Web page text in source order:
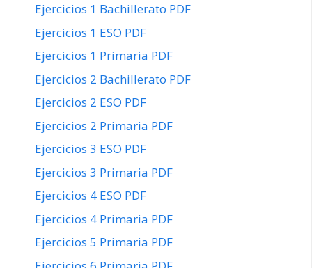
Ejercicios 1 Bachillerato PDF
Ejercicios 1 ESO PDF
Ejercicios 1 Primaria PDF
Ejercicios 2 Bachillerato PDF
Ejercicios 2 ESO PDF
Ejercicios 2 Primaria PDF
Ejercicios 3 ESO PDF
Ejercicios 3 Primaria PDF
Ejercicios 4 ESO PDF
Ejercicios 4 Primaria PDF
Ejercicios 5 Primaria PDF